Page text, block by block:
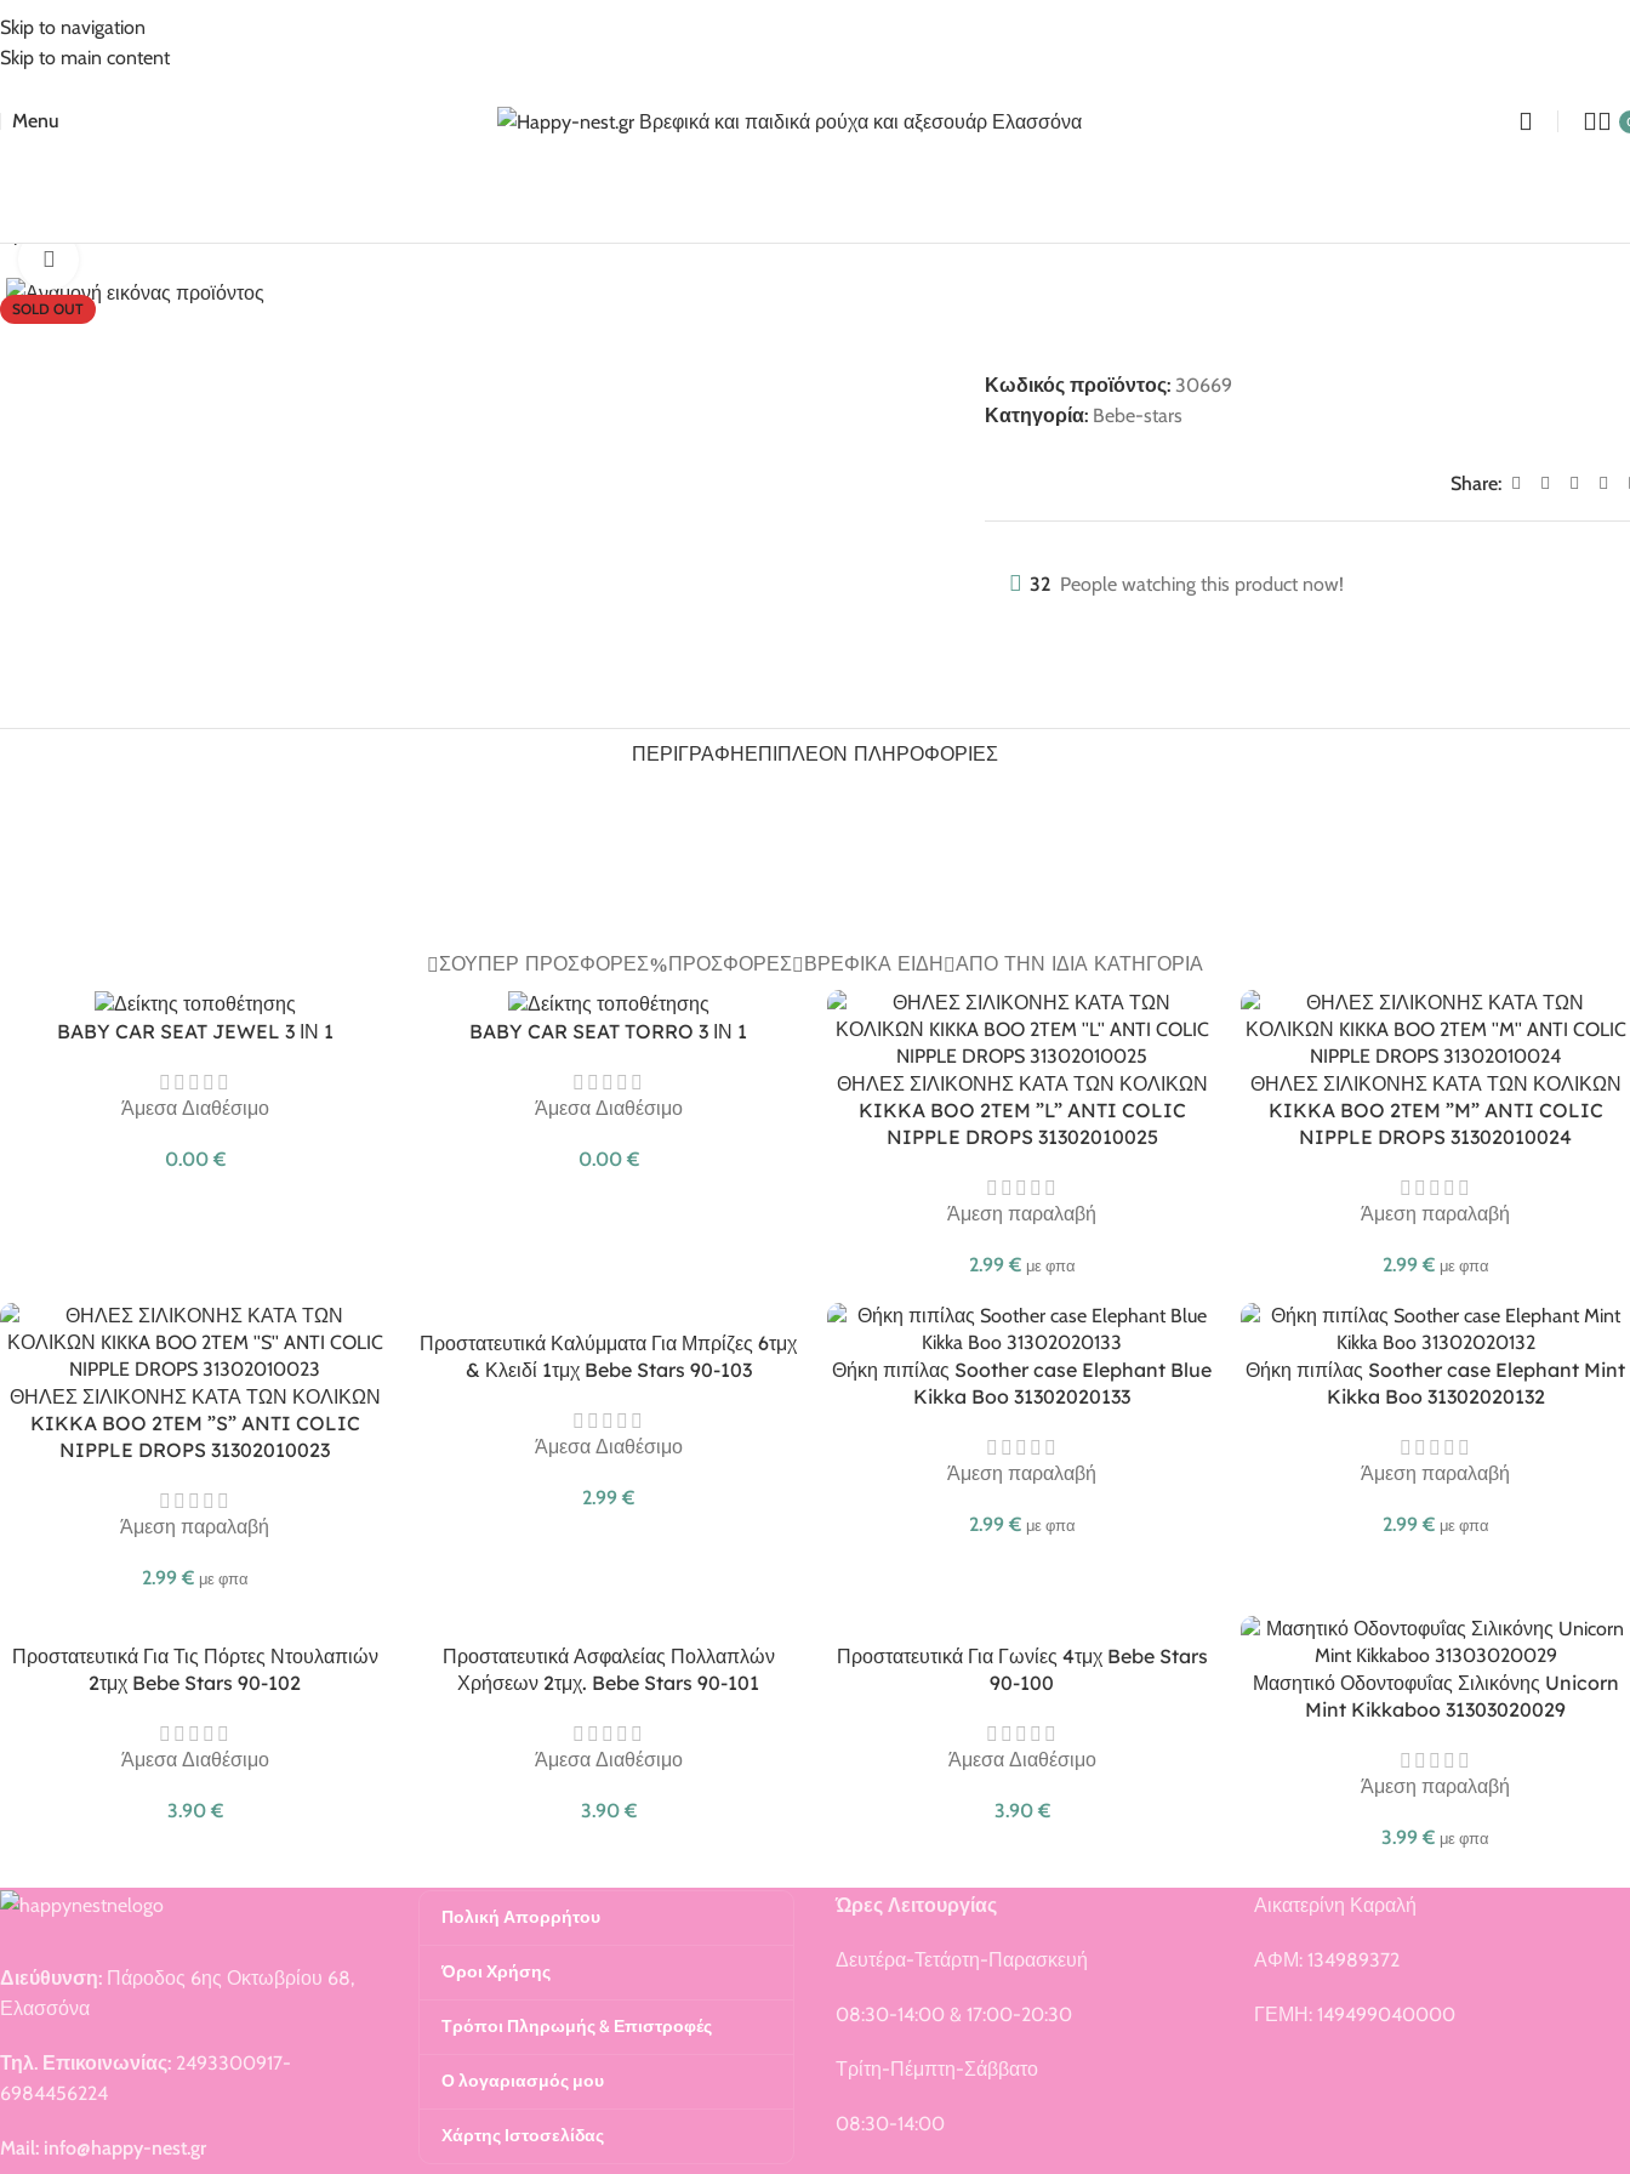
Skip to navigation
Skip to main content
Menu
SOLD OUT
Κωδικός προϊόντος: 30669
Κατηγορία: Bebe-stars
Share:
32 People watching this product now!
ΠΕΡΙΓΡΑΦΉΕΠΙΠΛΈΟΝ ΠΛΗΡΟΦΟΡΊΕΣ
ΣΟΎΠΕΡ ΠΡΟΣΦΟΡΈΣ ΠΡΟΣΦΟΡΈΣ ΒΡΕΦΙΚΆ ΕΊΔΗ ΑΠΌ ΤΗΝ ΊΔΙΑ ΚΑΤΗΓΟΡΊΑ
BABY CAR SEAT JEWEL 3 ΙΝ 1
Άμεσα Διαθέσιμο
0.00 €
BABY CAR SEAT TORRO 3 ΙΝ 1
Άμεσα Διαθέσιμο
0.00 €
ΘΗΛΕΣ ΣΙΛΙΚΟΝΗΣ ΚΑΤΑ ΤΩΝ ΚΟΛΙΚΩΝ
KIKKA BOO 2TEM ”L” ANTI COLIC
NIPPLE DROPS 31302010025
Άμεση παραλαβή
2.99 € με φπα
ΘΗΛΕΣ ΣΙΛΙΚΟΝΗΣ ΚΑΤΑ ΤΩΝ ΚΟΛΙΚΩΝ
KIKKA BOO 2TEM ”M” ANTI COLIC
NIPPLE DROPS 31302010024
Άμεση παραλαβή
2.99 € με φπα
ΘΗΛΕΣ ΣΙΛΙΚΟΝΗΣ ΚΑΤΑ ΤΩΝ ΚΟΛΙΚΩΝ
KIKKA BOO 2TEM ”S” ANTI COLIC
NIPPLE DROPS 31302010023
Άμεση παραλαβή
2.99 € με φπα
Προστατευτικά Καλύμματα Για Μπρίζες 6τμχ
& Κλειδί 1τμχ Bebe Stars 90-103
Άμεσα Διαθέσιμο
2.99 €
Θήκη πιπίλας Soother case Elephant Blue
Kikka Boo 31302020133
Άμεση παραλαβή
2.99 € με φπα
Θήκη πιπίλας Soother case Elephant Mint
Kikka Boo 31302020132
Άμεση παραλαβή
2.99 € με φπα
Προστατευτικά Για Τις Πόρτες Ντουλαπιών
2τμχ Bebe Stars 90-102
Άμεσα Διαθέσιμο
3.90 €
Προστατευτικά Ασφαλείας Πολλαπλών
Χρήσεων 2τμχ. Bebe Stars 90-101
Άμεσα Διαθέσιμο
3.90 €
Προστατευτικά Για Γωνίες 4τμχ Bebe Stars
90-100
Άμεσα Διαθέσιμο
3.90 €
Μασητικό Οδοντοφυΐας Σιλικόνης Unicorn
Mint Kikkaboo 31303020029
Άμεση παραλαβή
3.99 € με φπα
Διεύθυνση: Πάροδος 6ης Οκτωβρίου 68,
Ελασσόνα
Τηλ. Επικοινωνίας: 2493300917-
6984456224
Mail: info@happy-nest.gr
Πολική Απορρήτου
Όροι Χρήσης
Τρόποι Πληρωμής & Επιστροφές
Ο λογαριασμός μου
Χάρτης Ιστοσελίδας
Ώρες Λειτουργίας
Δευτέρα-Τετάρτη-Παρασκευή
08:30-14:00 & 17:00-20:30
Τρίτη-Πέμπτη-Σάββατο
08:30-14:00
Αικατερίνη Καραλή
ΑΦΜ: 134989372
ΓΕΜΗ: 149499040000
5% Επιπλέον έκπτωση για πληρωμές με κάρτα!